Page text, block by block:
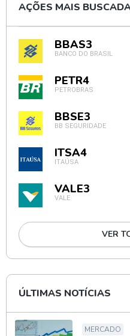
AÇÕES MAIS
BBAS3
BANCO DO BRASIL
PETR4
PETROBRAS
BBSE3
BB SEGURIDADE
ITSA4
ITAÚSA
VALE3
VALE
VER
ÚLTIMAS NOTÍCIAS
MERCADO